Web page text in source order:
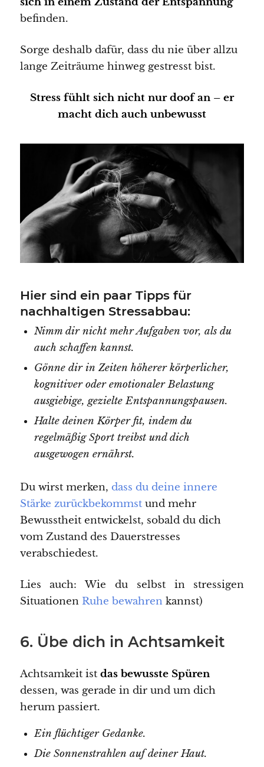
befinden.
Sorge deshalb dafür, dass du nie über allzu
lange Zeiträume hinweg gestresst bist.
Stress fühlt sich nicht nur doof an – er
macht dich auch unbewusst
Hier sind ein paar Tipps für
nachhaltigen Stressabbau:
Nimm dir nicht mehr Aufgaben vor, als du
auch schaffen kannst.
Gönne dir in Zeiten höherer körperlicher,
kognitiver oder emotionaler Belastung
ausgiebige, gezielte Entspannungspausen.
Halte deinen Körper fit, indem du
regelmäßig Sport treibst und dich
ausgewogen ernährst.
Du wirst merken, dass du deine innere
Stärke zurückbekommstund mehr
Bewusstheit entwickelst, sobald du dich
vom Zustand des Dauerstresses
verabschiedest.
Lies auch: Wie du selbst in stressigen
Situationen Ruhe bewahrenkannst)
6. Übe dich in Achtsamkeit
Achtsamkeit ist das bewusste Spüren
dessen, was gerade in dir und um dich
herum passiert.
Ein flüchtiger Gedanke.
Die Sonnenstrahlen auf deiner Haut.